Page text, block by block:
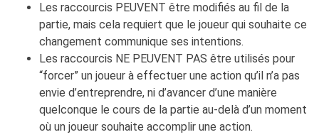
Les raccourcis PEUVENT être modifiés au fil de la
partie, mais cela requiert que le joueur qui souhaite ce
changement communique ses intentions.
Les raccourcis NE PEUVENT PAS être utilisés pour
“forcer” un joueur à effectuer une action qu’il n’a pas
envie d’entreprendre, ni d’avancer d’une manière
quelconque le cours de la partie au-delà d’un moment
où un joueur souhaite accomplir une action.